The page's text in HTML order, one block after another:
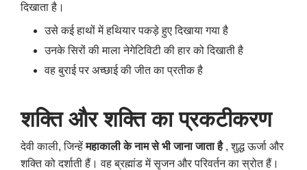
दिखाता है।
उसे कई हाथों में हथियार पकड़े हुए दिखाया गया है
उनके सिरों की माला नेगेटिविटी की हार को दिखाती है
वह बुराई पर अच्छाई की जीत का प्रतीक है
शक्ति और शक्ति का प्रकटीकरण
देवी काली, जिन्हेंमहाकाली के नाम से भी जाना जाता है , शुद्ध ऊर्जा और
शक्ति को दर्शाती हैं। वह ब्रह्मांड में सृजन और परिवर्तन का स्रोत हैं।